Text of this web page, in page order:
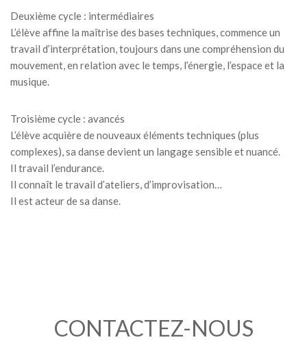
Deuxième cycle : intermédiaires
L’élève affine la maîtrise des bases techniques, commence un
travail d’interprétation, toujours dans une compréhension du
mouvement, en relation avec le temps, l’énergie, l’espace et la
musique.
Troisième cycle : avancés
L’élève acquière de nouveaux éléments techniques (plus
complexes), sa danse devient un langage sensible et nuancé.
Il travail l’endurance.
Il connaît le travail d’ateliers, d’improvisation…
Il est acteur de sa danse.
CONTACTEZ-NOUS